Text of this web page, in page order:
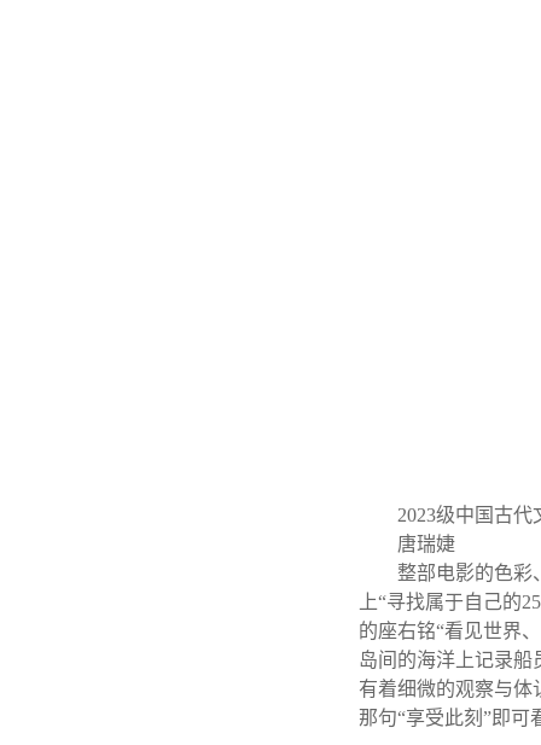
2023级中国古
唐瑞婕
整部电影的色彩
上“寻找属于自己的
的座右铭“看见世界
岛间的海洋上记录
有着细微的观察与体
那句“享受此刻”即可